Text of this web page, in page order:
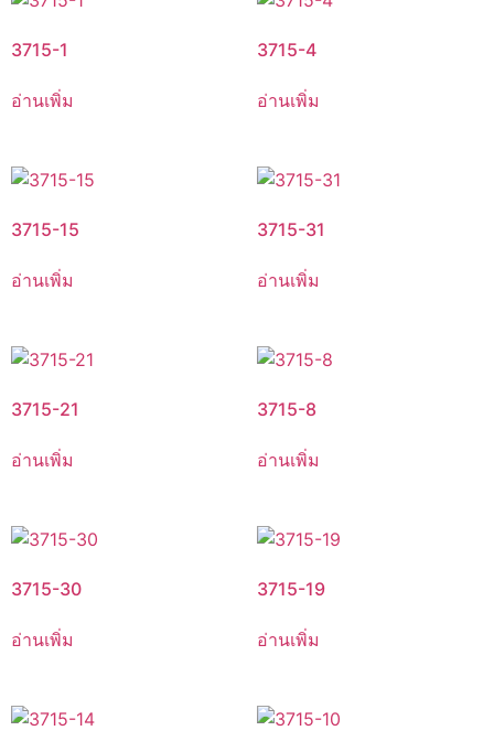
3715-1
อ่านเพิ่ม
3715-4
อ่านเพิ่ม
3715-15
อ่านเพิ่ม
3715-31
อ่านเพิ่ม
3715-21
อ่านเพิ่ม
3715-8
อ่านเพิ่ม
3715-30
อ่านเพิ่ม
3715-19
อ่านเพิ่ม